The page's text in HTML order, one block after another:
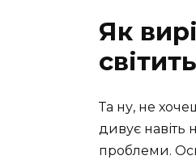
Як
Та ну, не
дивує навіть
проблеми.